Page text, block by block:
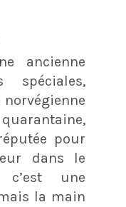
ancienne
spéciales,
pour
dans le
c’est une
la main